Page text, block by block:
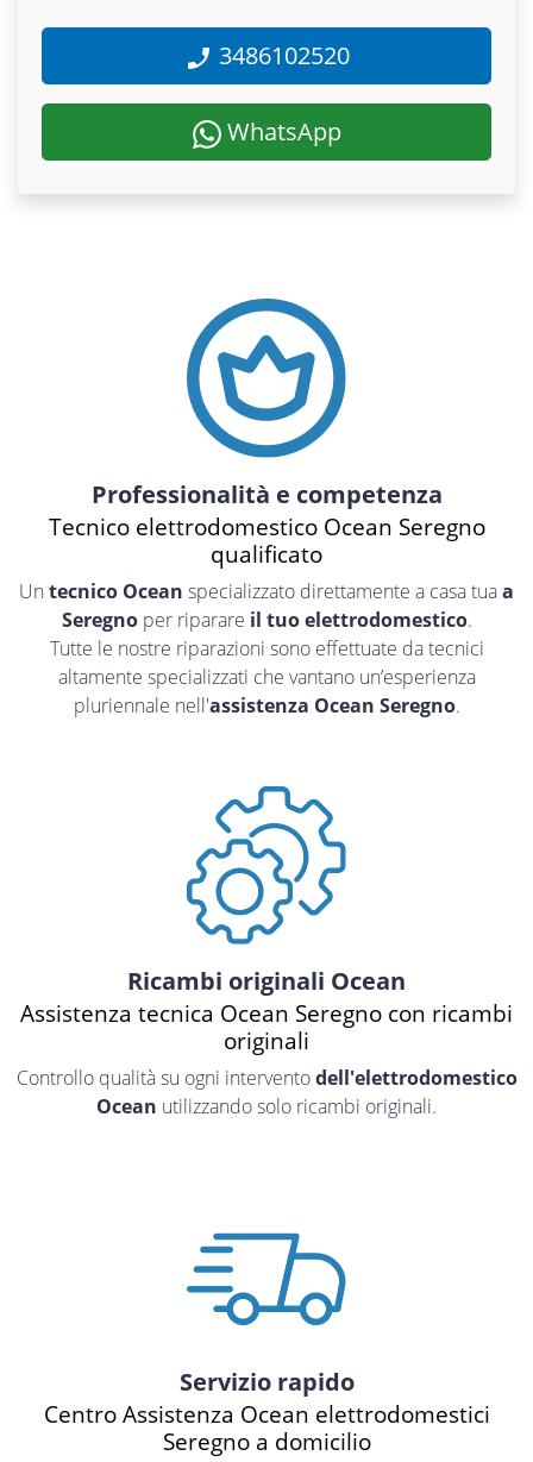
3486102520
WhatsApp
Professionalità e competenza
Tecnico elettrodomestico Ocean Seregno
qualificato
Un tecnico Ocean specializzato direttamente a casa tuaa
Seregnoper riparare il tuo elettrodomestico.
Tutte le nostre riparazioni sono effettuate da tecnici
altamente specializzati che vantano un’esperienza
pluriennale nell'assistenza Ocean Seregno.
Ricambi originali Ocean
Assistenza tecnica Ocean Seregno con ricambi
originali
Controllo qualità su ogni interventodell'elettrodomestico
Ocean utilizzando solo ricambi originali.
Servizio rapido
Centro Assistenza Ocean elettrodomestici
Seregno a domicilio